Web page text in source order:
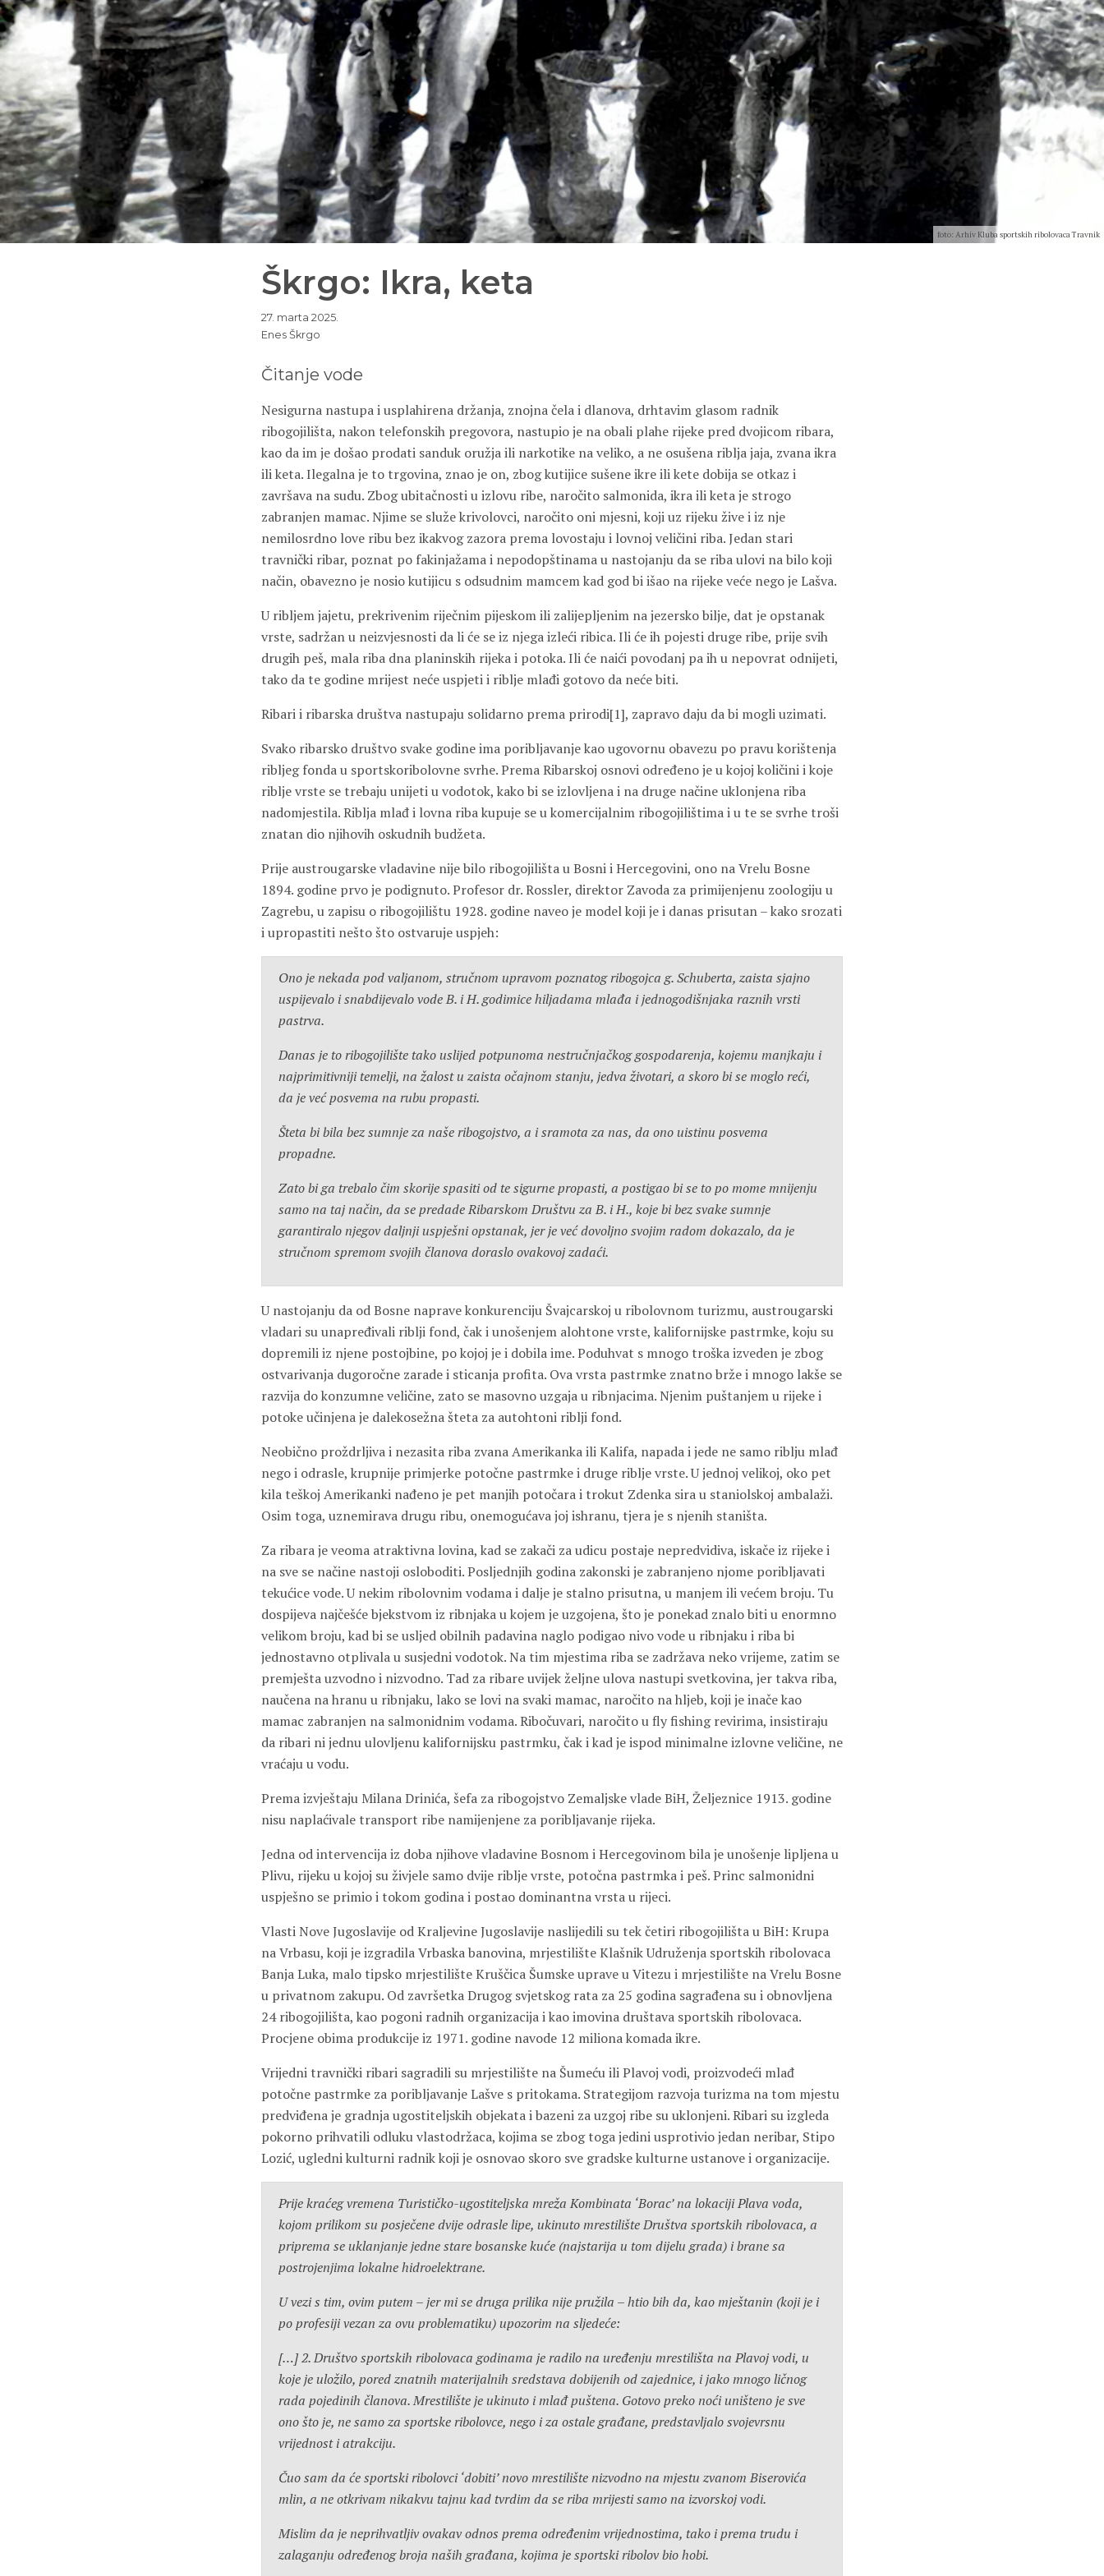
foto: Arhiv Kluba sportskih ribolovaca Travnik
Škrgo: Ikra, keta
27. marta 2025.
Enes Škrgo
Čitanje vode
Nesigurna nastupa i usplahirena držanja, znojna čela i dlanova, drhtavim glasom radnik
ribogojilišta, nakon telefonskih pregovora, nastupio je na obali plahe rijeke pred dvojicom ribara,
kao da im je došao prodati sanduk oružja ili narkotike na veliko, a ne osušena riblja jaja, zvana ikra
ili keta. Ilegalna je to trgovina, znao je on, zbog kutijice sušene ikre ili kete dobija se otkaz i
završava na sudu. Zbog ubitačnosti u izlovu ribe, naročito salmonida, ikra ili keta je strogo
zabranjen mamac. Njime se služe krivolovci, naročito oni mjesni, koji uz rijeku žive i iz nje
nemilosrdno love ribu bez ikakvog zazora prema lovostaju i lovnoj veličini riba. Jedan stari
travnički ribar, poznat po fakinjažama i nepodopštinama u nastojanju da se riba ulovi na bilo koji
način, obavezno je nosio kutijicu s odsudnim mamcem kad god bi išao na rijeke veće nego je Lašva.
U ribljem jajetu, prekrivenim riječnim pijeskom ili zalijepljenim na jezersko bilje, dat je opstanak
vrste, sadržan u neizvjesnosti da li će se iz njega izleći ribica. Ili će ih pojesti druge ribe, prije svih
drugih peš, mala riba dna planinskih rijeka i potoka. Ili će naići povodanj pa ih u nepovrat odnijeti,
tako da te godine mrijest neće uspjeti i riblje mlađi gotovo da neće biti.
Ribari i ribarska društva nastupaju solidarno prema prirodi[1], zapravo daju da bi mogli uzimati.
Svako ribarsko društvo svake godine ima poribljavanje kao ugovornu obavezu po pravu korištenja
ribljeg fonda u sportskoribolovne svrhe. Prema Ribarskoj osnovi određeno je u kojoj količini i koje
riblje vrste se trebaju unijeti u vodotok, kako bi se izlovljena i na druge načine uklonjena riba
nadomjestila. Riblja mlađ i lovna riba kupuje se u komercijalnim ribogojilištima i u te se svrhe troši
znatan dio njihovih oskudnih budžeta.
Prije austrougarske vladavine nije bilo ribogojilišta u Bosni i Hercegovini, ono na Vrelu Bosne
1894. godine prvo je podignuto. Profesor dr. Rossler, direktor Zavoda za primijenjenu zoologiju u
Zagrebu, u zapisu o ribogojilištu 1928. godine naveo je model koji je i danas prisutan – kako srozati
i upropastiti nešto što ostvaruje uspjeh:
Ono je nekada pod valjanom, stručnom upravom poznatog ribogojca g. Schuberta, zaista sjajno
uspijevalo i snabdijevalo vode B. i H. godimice hiljadama mlađa i jednogodišnjaka raznih vrsti
pastrva.
Danas je to ribogojilište tako uslijed potpunoma nestručnjačkog gospodarenja, kojemu manjkaju i
najprimitivniji temelji, na žalost u zaista očajnom stanju, jedva životari, a skoro bi se moglo reći,
da je već posvema na rubu propasti.
Šteta bi bila bez sumnje za naše ribogojstvo, a i sramota za nas, da ono uistinu posvema
propadne.
Zato bi ga trebalo čim skorije spasiti od te sigurne propasti, a postigao bi se to po mome mnijenju
samo na taj način, da se predade Ribarskom Društvu za B. i H., koje bi bez svake sumnje
garantiralo njegov daljnji uspješni opstanak, jer je već dovoljno svojim radom dokazalo, da je
stručnom spremom svojih članova doraslo ovakovoj zadaći.
U nastojanju da od Bosne naprave konkurenciju Švajcarskoj u ribolovnom turizmu, austrougarski
vladari su unapređivali riblji fond, čak i unošenjem alohtone vrste, kalifornijske pastrmke, koju su
dopremili iz njene postojbine, po kojoj je i dobila ime. Poduhvat s mnogo troška izveden je zbog
ostvarivanja dugoročne zarade i sticanja profita. Ova vrsta pastrmke znatno brže i mnogo lakše se
razvija do konzumne veličine, zato se masovno uzgaja u ribnjacima. Njenim puštanjem u rijeke i
potoke učinjena je dalekosežna šteta za autohtoni riblji fond.
Neobično proždrljiva i nezasita riba zvana Amerikanka ili Kalifa, napada i jede ne samo riblju mlađ
nego i odrasle, krupnije primjerke potočne pastrmke i druge riblje vrste. U jednoj velikoj, oko pet
kila teškoj Amerikanki nađeno je pet manjih potočara i trokut Zdenka sira u staniolskoj ambalaži.
Osim toga, uznemirava drugu ribu, onemogućava joj ishranu, tjera je s njenih staništa.
Za ribara je veoma atraktivna lovina, kad se zakači za udicu postaje nepredvidiva, iskače iz rijeke i
na sve se načine nastoji osloboditi. Posljednjih godina zakonski je zabranjeno njome poribljavati
tekućice vode. U nekim ribolovnim vodama i dalje je stalno prisutna, u manjem ili većem broju. Tu
dospijeva najčešće bjekstvom iz ribnjaka u kojem je uzgojena, što je ponekad znalo biti u enormno
velikom broju, kad bi se usljed obilnih padavina naglo podigao nivo vode u ribnjaku i riba bi
jednostavno otplivala u susjedni vodotok. Na tim mjestima riba se zadržava neko vrijeme, zatim se
premješta uzvodno i nizvodno. Tad za ribare uvijek željne ulova nastupi svetkovina, jer takva riba,
naučena na hranu u ribnjaku, lako se lovi na svaki mamac, naročito na hljeb, koji je inače kao
mamac zabranjen na salmonidnim vodama. Ribočuvari, naročito u fly fishing revirima, insistiraju
da ribari ni jednu ulovljenu kalifornijsku pastrmku, čak i kad je ispod minimalne izlovne veličine, ne
vraćaju u vodu.
Prema izvještaju Milana Drinića, šefa za ribogojstvo Zemaljske vlade BiH, Željeznice 1913. godine
nisu naplaćivale transport ribe namijenjene za poribljavanje rijeka.
Jedna od intervencija iz doba njihove vladavine Bosnom i Hercegovinom bila je unošenje lipljena u
Plivu, rijeku u kojoj su živjele samo dvije riblje vrste, potočna pastrmka i peš. Princ salmonidni
uspješno se primio i tokom godina i postao dominantna vrsta u rijeci.
Vlasti Nove Jugoslavije od Kraljevine Jugoslavije naslijedili su tek četiri ribogojilišta u BiH: Krupa
na Vrbasu, koji je izgradila Vrbaska banovina, mrjestilište Klašnik Udruženja sportskih ribolovaca
Banja Luka, malo tipsko mrjestilište Kruščica Šumske uprave u Vitezu i mrjestilište na Vrelu Bosne
u privatnom zakupu. Od završetka Drugog svjetskog rata za 25 godina sagrađena su i obnovljena
24 ribogojilišta, kao pogoni radnih organizacija i kao imovina društava sportskih ribolovaca.
Procjene obima produkcije iz 1971. godine navode 12 miliona komada ikre.
Vrijedni travnički ribari sagradili su mrjestilište na Šumeću ili Plavoj vodi, proizvodeći mlađ
potočne pastrmke za poribljavanje Lašve s pritokama. Strategijom razvoja turizma na tom mjestu
predviđena je gradnja ugostiteljskih objekata i bazeni za uzgoj ribe su uklonjeni. Ribari su izgleda
pokorno prihvatili odluku vlastodržaca, kojima se zbog toga jedini usprotivio jedan neribar, Stipo
Lozić, ugledni kulturni radnik koji je osnovao skoro sve gradske kulturne ustanove i organizacije.
Prije kraćeg vremena Turističko-ugostiteljska mreža Kombinata ‘Borac’ na lokaciji Plava voda,
kojom prilikom su posječene dvije odrasle lipe, ukinuto mrestilište Društva sportskih ribolovaca, a
priprema se uklanjanje jedne stare bosanske kuće (najstarija u tom dijelu grada) i brane sa
postrojenjima lokalne hidroelektrane.
U vezi s tim, ovim putem – jer mi se druga prilika nije pružila – htio bih da, kao mještanin (koji je i
po profesiji vezan za ovu problematiku) upozorim na sljedeće:
[…] 2. Društvo sportskih ribolovaca godinama je radilo na uređenju mrestilišta na Plavoj vodi, u
koje je uložilo, pored znatnih materijalnih sredstava dobijenih od zajednice, i jako mnogo ličnog
rada pojedinih članova. Mrestilište je ukinuto i mlađ puštena. Gotovo preko noći uništeno je sve
ono što je, ne samo za sportske ribolovce, nego i za ostale građane, predstavljalo svojevrsnu
vrijednost i atrakciju.
Čuo sam da će sportski ribolovci ‘dobiti’ novo mrestilište nizvodno na mjestu zvanom Biserovića
mlin, a ne otkrivam nikakvu tajnu kad tvrdim da se riba mrijesti samo na izvorskoj vodi.
Mislim da je neprihvatljiv ovakav odnos prema određenim vrijednostima, tako i prema trudu i
zalaganju određenog broja naših građana, kojima je sportski ribolov bio hobi.